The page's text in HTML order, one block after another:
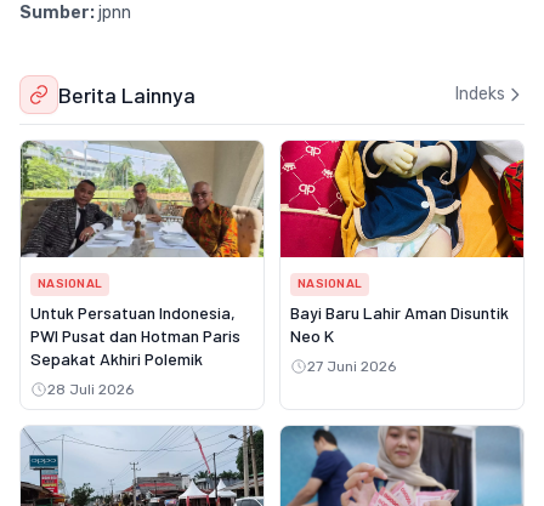
Sumber:jpnn
Berita Lainnya Indeks
NASIONAL
Untuk Persatuan Indonesia,
PWI Pusat dan Hotman Paris
Sepakat Akhiri Polemik
28 Juli 2026
NASIONAL
Bayi Baru Lahir Aman Disuntik
Neo K
27 Juni 2026